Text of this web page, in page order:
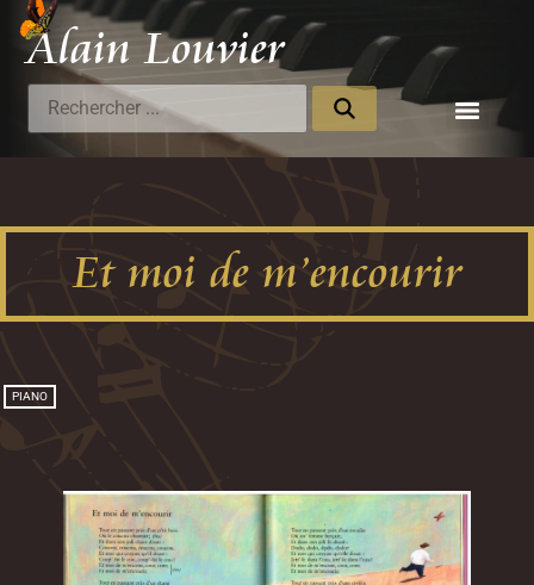
Alain LouvierCompositeur
Et moi de m’encourir
PIANO